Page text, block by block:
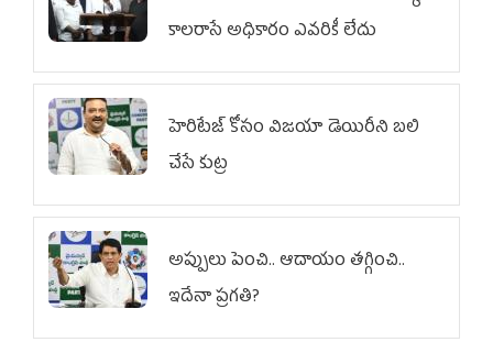
కాలరాసే అధికారం ఎవరికీ లేదు
హెరిటేజ్ కోసం విజయా డెయిరీని బలి
చేసే కుట్ర‌
అప్పులు పెంచి.. ఆదాయం తగ్గించి..
ఇదేనా ప్రగతి?